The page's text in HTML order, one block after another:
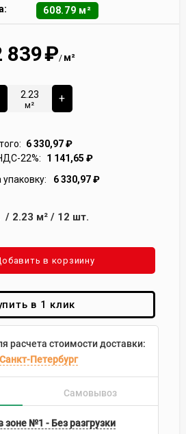
608.79 м²
839₽/ м²
м²
+
6 330,97₽
22%:
1 141,65 ₽
упаковку:
6 330,97₽
/ 2.23 м² / 12 шт.
в корзиину
в 1 клик
расчета стоимости доставки:
Санкт-Петербург
Самовывоз
зоне №1 - Без разгрузки